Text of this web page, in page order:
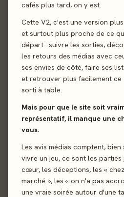
cafés plus tard, on y est.
Cette V2, c'est une version
et surtout plus proche de ce
départ : suivre les sorties,
les retours des médias avec
ses envies de côté, faire ses
et retrouver plus facilement
sorti à table.
Mais pour que le site soit
représentatif, il manque une
vous.
Les avis médias comptent,
vivre un jeu, ce sont les parties
cœur, les déceptions, les «
marché », les « on n'a pas
une vraie soirée autour d'une
2 KYF edition ·
3 Captain
PlayPunk · 7
4 Kutná Hora
5 Château Combo
Catch Up Games · 6